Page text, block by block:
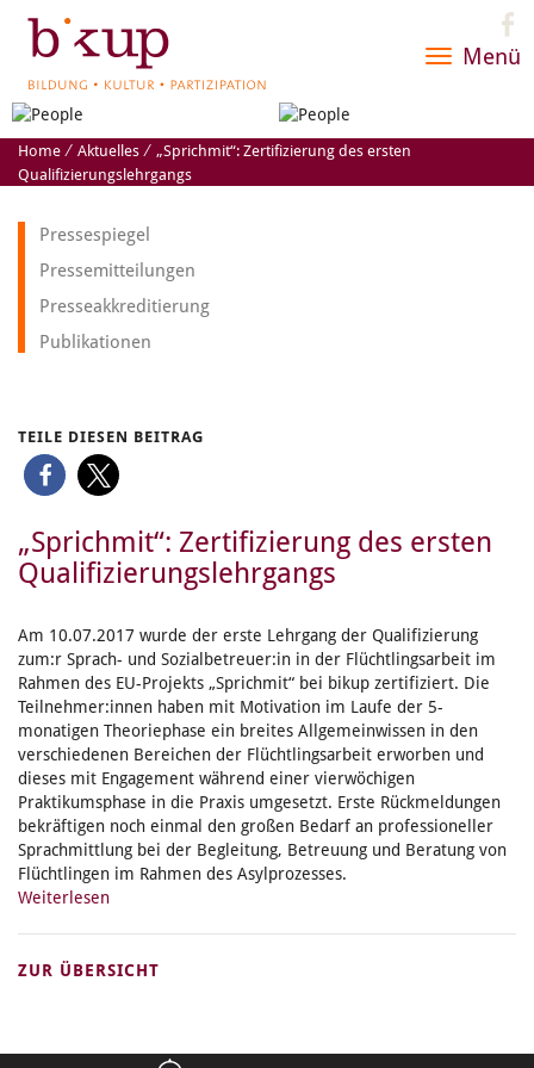
Menü
Toggle
Home⁄ Aktuelles⁄ „Sprichmit“: Zertifizierung des ersten
Qualifizierungslehrgangs
Pressespiegel
Pressemitteilungen
Presseakkreditierung
Publikationen
TEILE DIESEN BEITRAG
„Sprichmit“: Zertifizierung des ersten
Qualifizierungslehrgangs
Am 10.07.2017 wurde der erste Lehrgang der Qualifizierung
zum:r Sprach- und Sozialbetreuer:in in der Flüchtlingsarbeit im
Rahmen des EU-Projekts „Sprichmit“ bei bikup zertifiziert. Die
Teilnehmer:innen haben mit Motivation im Laufe der 5-
monatigen Theoriephase ein breites Allgemeinwissen in den
verschiedenen Bereichen der Flüchtlingsarbeit erworben und
dieses mit Engagement während einer vierwöchigen
Praktikumsphase in die Praxis umgesetzt. Erste Rückmeldungen
bekräftigen noch einmal den großen Bedarf an professioneller
Sprachmittlung bei der Begleitung, Betreuung und Beratung von
Flüchtlingen im Rahmen des Asylprozesses.
Weiterlesen
ZUR ÜBERSICHT